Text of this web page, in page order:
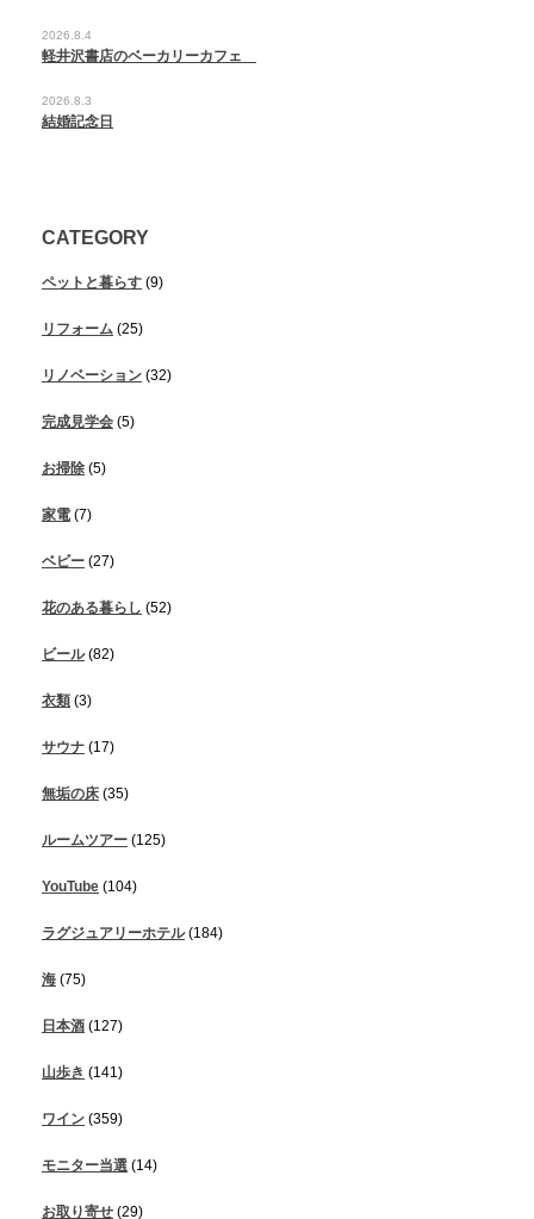
2026.8.4
軽井沢書店のベーカリーカフェ
2026.8.3
結婚記念日
CATEGORY
ペットと暮らす (9)
リフォーム (25)
リノベーション (32)
完成見学会 (5)
お掃除 (5)
家電 (7)
ベビー (27)
花のある暮らし (52)
ビール(82)
衣類 (3)
サウナ (17)
無垢の床 (35)
ルームツアー (125)
YouTube (104)
ラグジュアリーホテル(184)
海 (75)
日本酒 (127)
山歩き (141)
ワイン (359)
モニター当選 (14)
お取り寄せ (29)